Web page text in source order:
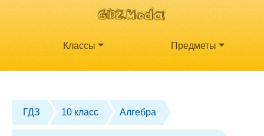
Классы Предметы
ГДЗ 10 класс Алгебра